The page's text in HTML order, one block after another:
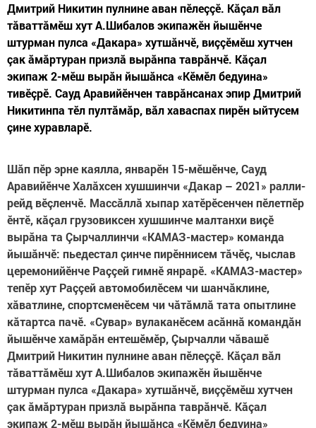
Дмитрий Никитин пулнине аван пӗлеççӗ. Кăçал вăл
тăваттăмӗш хут А.Шибалов экипажӗн йышӗнче
штурман пулса «Дакара» хутшăнчӗ, виççӗмӗш хутчен
çак ăмăртуран призлă вырăнпа таврăнчӗ. Кăçал
экипаж 2-мӗш вырăн йышăнса «Кӗмӗл бедуина»
тивӗçрӗ. Сауд Аравийӗнчен таврăнсанах эпир Дмитрий
Никитинпа тӗл пултăмăр, вăл хаваспах пирӗн ыйтусем
çине хуравларӗ.
Шăп пӗр эрне каялла, январӗн 15-мӗшӗнче, Сауд
Аравийӗнче Халăхсен хушшинчи «Дакар – 2021» ралли-
рейд вӗçленчӗ. Массăллă хыпар хатӗрӗсенчен пӗлетпӗр
ӗнтӗ, кăçал грузовиксен хушшинче малтанхи виçӗ
вырăна та Çырчаллинчи «КАМАЗ-мастер» команда
йышăнчӗ: пьедестал çинче пирӗннисем тăчӗç, чыслав
церемонийӗнче Раççей гимнӗ янрарӗ. «КАМАЗ-мастер»
тепӗр хут Раççей автомобилӗсем чи шанчăклине,
хăватлине, спортсменӗсем чи чăтăмлă тата опытлине
кăтартса пачӗ. «Сувар» вулаканӗсем асăннă командăн
йышӗнче хамăрăн ентешӗмӗр, Çырчалли чăвашӗ
Дмитрий Никитин пулнине аван пӗлеççӗ. Кăçал вăл
тăваттăмӗш хут А.Шибалов экипажӗн йышӗнче
штурман пулса «Дакара» хутшăнчӗ, виççӗмӗш хутчен
çак ăмăртуран призлă вырăнпа таврăнчӗ. Кăçал
экипаж 2-мӗш вырăн йышăнса «Кӗмӗл бедуина»